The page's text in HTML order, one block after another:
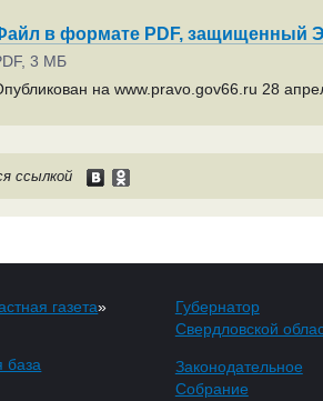
в формате PDF, защищенный
3 МБ
на www.pravo.gov66.ru 28
ссылкой
газета»
база
Губернатор
Свердловской
Законодательное
Собрание